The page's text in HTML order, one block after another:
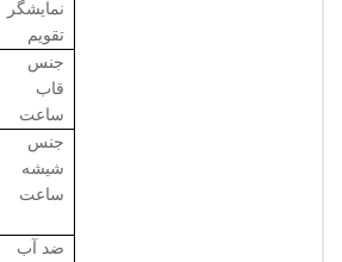
نمایشگر
تقویم
جنس
قاب
ساعت
جنس
شیشه
ساعت
ضد آب